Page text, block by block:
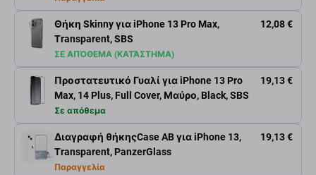
Θήκη Skinny για iPhone 13 Pro Max,
Transparent, SBS
12,08 €
ΣΕ ΑΠΌΘΕΜΑ (ΚΑΤΆΣΤΗΜΑ)
Προστατευτικό Γυαλί για iPhone 13 Pro
Max, 14 Plus, Full Cover, Μαύρο, Black, SBS
19,13 €
Σε απόθεμα
Διαγραφή θήκηςCase AB για iPhone 13,
Transparent, PanzerGlass
19,13 €
Παραγγελία